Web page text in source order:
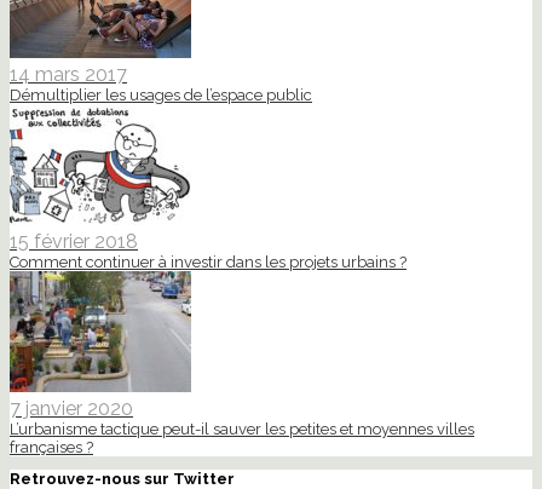
14 mars 2017
Démultiplier les usages de l’espace public
15 février 2018
Comment continuer à investir dans les projets urbains ?
7 janvier 2020
L’urbanisme tactique peut-il sauver les petites et moyennes villes
françaises ?
Retrouvez-nous sur Twitter